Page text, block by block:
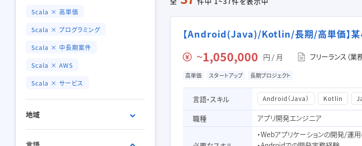
Scala × 高単価
Scala × プログラミング
Scala × 中長期案件
Scala × AWS
Scala × サービス
地域
【Android(Java)/Kotlin/長期/高単価】某
〜1,050,000 円 / 月 フリーランス（業
高単価 スタートアップ 長期プロジェクト
言語・スキル Android（Java） Kotlin
職種 アプリ開発エンジニア
・Webアプリケーションの開発/運